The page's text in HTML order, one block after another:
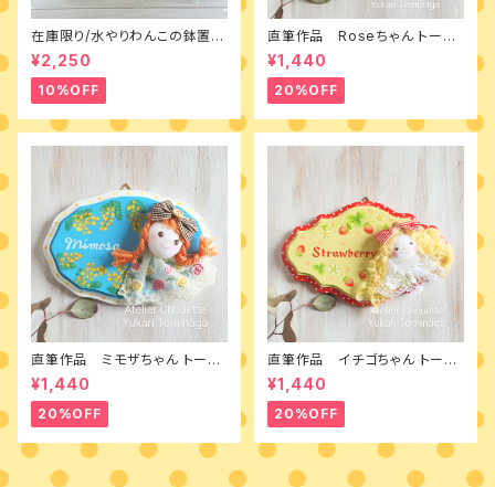
在庫限り/水やりわんこの鉢置き
台 素材付きキット
¥2,250
10%OFF
直筆作品 Roseちゃん トール
ペイントとカントリードールのミ
ニボード
¥1,440
20%OFF
直筆作品 ミモザちゃん トール
ペイントとカントリードールのミ
ニボード
¥1,440
20%OFF
直筆作品 イチゴちゃん トール
ペイントとカントリードールのミ
ニボード
¥1,440
20%OFF